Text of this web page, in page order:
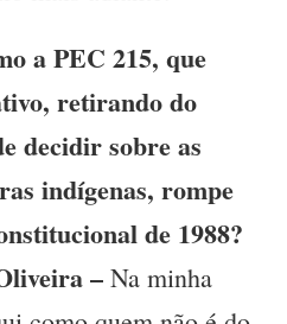
a PEC 215, que
retirando do
decidir sobre as
indígenas, rompe
de 1988?
– Na minha